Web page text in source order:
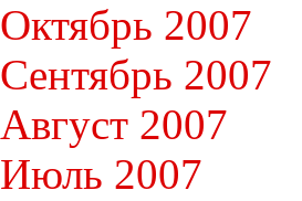
Октябрь 2007
Сентябрь 2007
Август 2007
Июль 2007